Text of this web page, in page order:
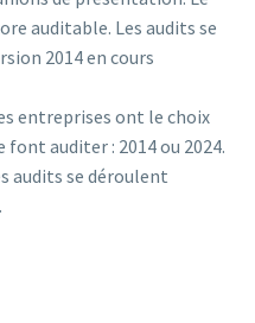
auditable. Les audits se
2014 en cours
entreprises ont le choix
auditer : 2014 ou 2024.
audits se déroulent